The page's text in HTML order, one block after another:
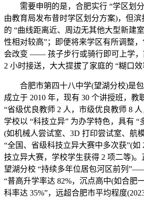
需要申明的是，合肥实行 “学区划分
由教育局发布昔时学区划分方案)，但
的 “曲线距离近、周边无其他大型新建
性相对较高”；即便将来学区有所调整
会改变 —— 孩子步行或骑行即可上学，
2 小时接送，大大提拔了家庭的 “糊口效
合肥市第四十八中学(望湖分校)是包
成立于 2010 年，现有 30 个讲授班，教
“省级优良教师 2 人，市级优良教师 8 人
学校以 “科技立异” 为办学特色，具有 “
(如机械人尝试室、3D 打印尝试室、航
“全国、省级科技立异大赛中多次获”(如
技立异大赛，学校学生获得 2 项二等)。
望湖分校 “持续多年位居包河区前列
“普高升学率达 82%，沉点高中(如合肥
科率达 35%”，远超合肥市平均程度